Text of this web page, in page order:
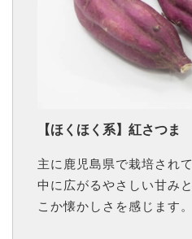
【ほくほく系】紅さつま
主に鹿児島県で栽培され
中に広がるやさしい甘み
こか懐かしさを感じます。